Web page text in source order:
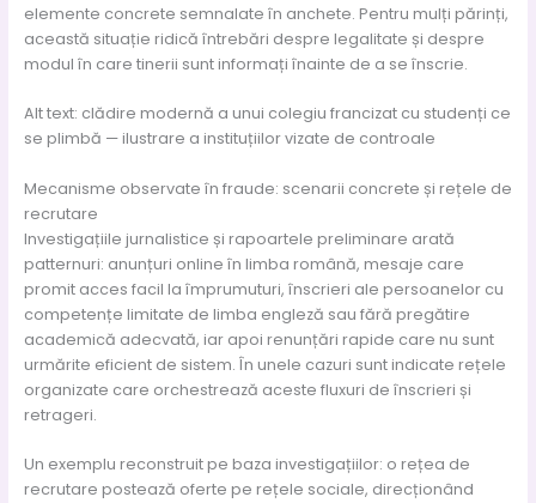
elemente concrete semnalate în anchete. Pentru mulți părinți,
această situație ridică întrebări despre legalitate și despre
modul în care tinerii sunt informați înainte de a se înscrie.
Alt text: clădire modernă a unui colegiu francizat cu studenți ce
se plimbă — ilustrare a instituțiilor vizate de controale
Mecanisme observate în fraude: scenarii concrete și rețele de
recrutare
Investigațiile jurnalistice și rapoartele preliminare arată
patternuri: anunțuri online în limba română, mesaje care
promit acces facil la împrumuturi, înscrieri ale persoanelor cu
competențe limitate de limba engleză sau fără pregătire
academică adecvată, iar apoi renunțări rapide care nu sunt
urmărite eficient de sistem. În unele cazuri sunt indicate rețele
organizate care orchestrează aceste fluxuri de înscrieri și
retrageri.
Un exemplu reconstruit pe baza investigațiilor: o rețea de
recrutare postează oferte pe rețele sociale, direcționând